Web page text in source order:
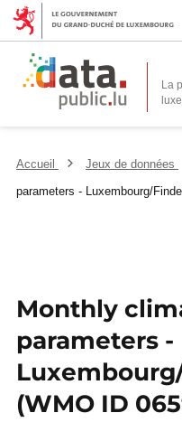
La
Accueil Jeux de données
parameters - Luxembourg/
Monthly
parameters -
(WMO ID